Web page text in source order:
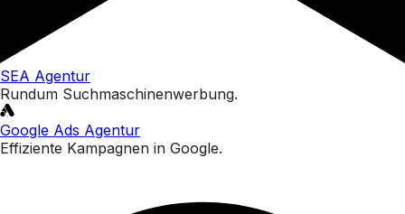
SEA Agentur
Rundum Suchmaschinenwerbung.
Google Ads Agentur
Effiziente Kampagnen in Google.